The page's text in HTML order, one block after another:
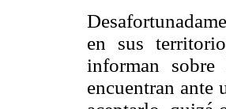
en sus
informan
encuentran ante